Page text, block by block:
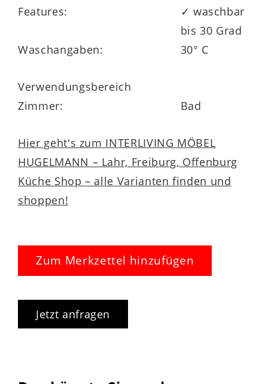
Features:
✓ waschbar
bis 30 Grad
Waschangaben:
30° C
Verwendungsbereich
Zimmer:
Bad
Hier geht's zum INTERLIVING MÖBEL
HUGELMANN – Lahr, Freiburg, Offenburg
Küche Shop – alle Varianten finden und
shoppen!
Zum Merkzettel hinzufügen
Jetzt anfragen